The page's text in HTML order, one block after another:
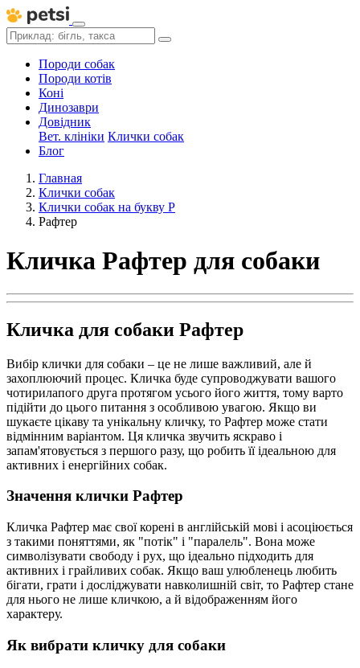
Породи собак
Породи котів
Коні
Динозаври
Довідник
Вет. клініки Клички собак
Блог
Главная
Клички собак
Клички собак на букву Р
Рафтер
Кличка Рафтер для собаки
Кличка для собаки Рафтер
Вибір клички для собаки – це не лише важливий, але й
захоплюючий процес. Кличка буде супроводжувати вашого
чотирилапого друга протягом усього його життя, тому варто
підійти до цього питання з особливою увагою. Якщо ви
шукаєте цікаву та унікальну кличку, то Рафтер може стати
відмінним варіантом. Ця кличка звучить яскраво і
запам'ятовується з першого разу, що робить її ідеальною для
активних і енергійних собак.
Значення клички Рафтер
Кличка Рафтер має свої корені в англійській мові і асоціюється
з такими поняттями, як "потік" і "паралель". Вона може
символізувати свободу і рух, що ідеально підходить для
активних і грайливих собак. Якщо ваш улюбленець любить
бігати, грати і досліджувати навколишній світ, то Рафтер стане
для нього не лише кличкою, а й відображенням його
характеру.
Як вибрати кличку для собаки